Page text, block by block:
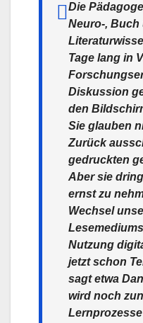
Die
Neuro-, Buch
Tage lang in
Diskussion
den
Sie glauben
Zurück
gedruckten
Aber sie
ernst zu
Wechsel
Nutzung
jetzt schon
sagt etwa
wird noch